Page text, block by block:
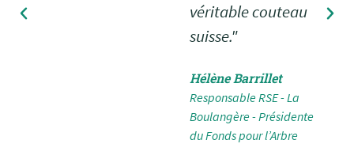
véritable couteau
suisse."
Hélène Barrillet
Responsable RSE - La
Boulangère - Présidente
du Fonds pour l’Arbre